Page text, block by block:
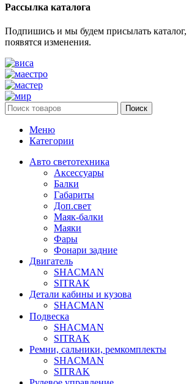
Рассылка каталога
Подпишись и мы будем присылать каталог,
появятся изменения.
Поиск
Меню
Категории
Авто светотехника
Аксессуары
Балки
Габариты
Доп.свет
Маяк-балки
Маяки
Фары
Фонари задние
Двигатель
SHACMAN
SITRAK
Детали кабины и кузова
SHACMAN
Подвеска
SHACMAN
SITRAK
Ремни, сальники, ремкомплекты
SHACMAN
SITRAK